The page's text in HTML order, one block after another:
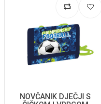
NOVČANIK DJEČJI S